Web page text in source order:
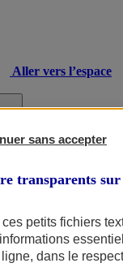
Aller vers l’espace
sans accepter
transparents
petits fichiers
dans le